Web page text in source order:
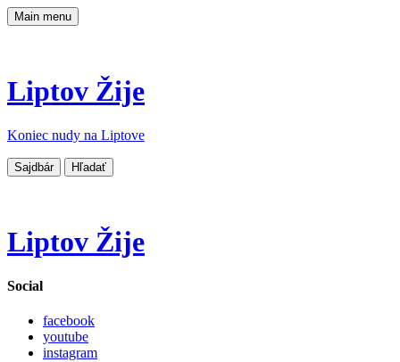
Main menu
Liptov Žije
Koniec nudy na Liptove
Sajdbár Hľadať
Liptov Žije
Social
facebook
youtube
instagram